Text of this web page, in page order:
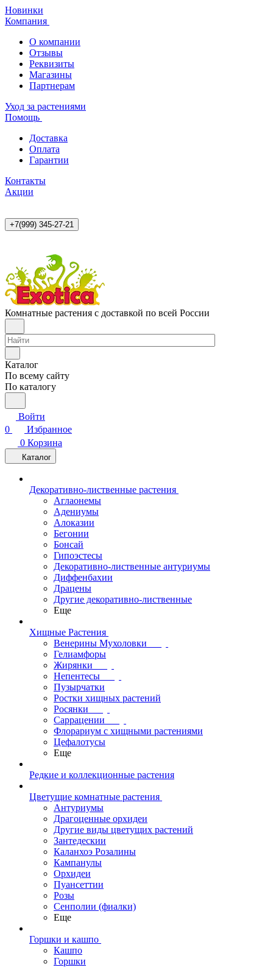
Новинки
Компания
О компании
Отзывы
Реквизиты
Магазины
Партнерам
Уход за растениями
Помощь
Доставка
Оплата
Гарантии
Контакты
Акции
+7(999) 345-27-21
Комнатные растения с доставкой по всей России
Каталог
По всему сайту
По каталогу
Войти
0
Избранное
0 Корзина
Каталог
Декоративно-лиственные растения
Аглаонемы
Адениумы
Алоказии
Бегонии
Бонсай
Гипоэстесы
Декоративно-лиственные антуриумы
Диффенбахии
Драцены
Другие декоративно-лиственные
Еще
Хищные Растения
Венерины Мухоловки
Гелиамфоры
Жирянки
Непентесы
Пузырчатки
Ростки хищных растений
Росянки
Саррацении
Флорариум с хищными растениями
Цефалотусы
Еще
Редкие и коллекционные растения
Цветущие комнатные растения
Антуриумы
Драгоценные орхидеи
Другие виды цветущих растений
Зантедескии
Каланхоэ Розалины
Кампанулы
Орхидеи
Пуансеттии
Розы
Сенполии (фиалки)
Еще
Горшки и кашпо
Кашпо
Горшки